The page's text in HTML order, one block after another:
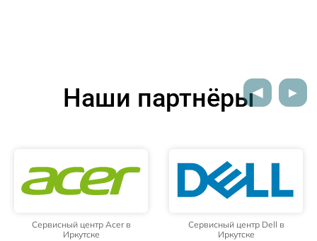
Наши партнёры
Сервисный центр Acer в
Иркутске
Сервисный центр Dell в
Иркутске